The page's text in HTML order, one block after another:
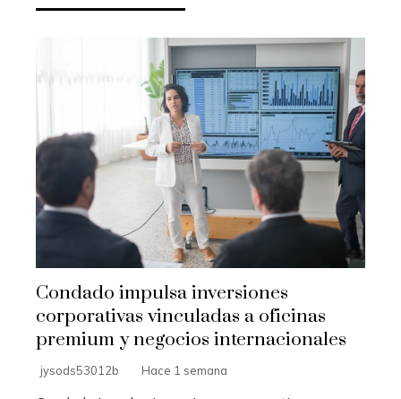
Condado impulsa inversiones
corporativas vinculadas a oficinas
premium y negocios internacionales
jysods53012b Hace 1 semana